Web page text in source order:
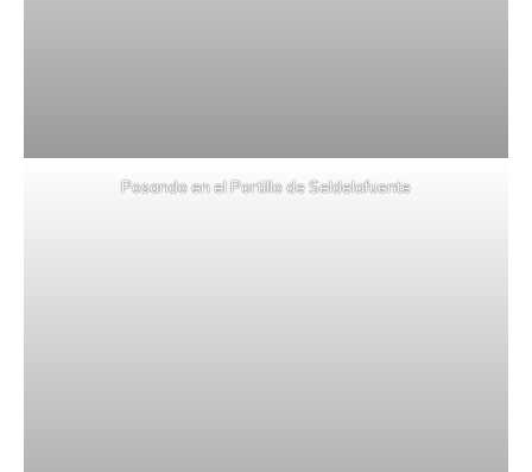
Posando en el Portillo de Seldelafuente